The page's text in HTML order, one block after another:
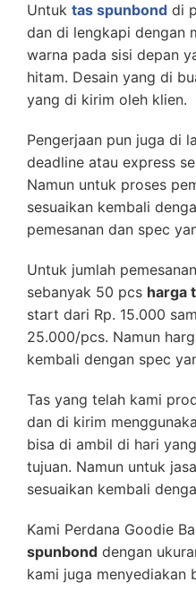
Untuk tas spunbond di
dan di lengkapi dengan
warna pada sisi depan
hitam. Desain yang di
yang di kirim oleh klien.
Pengerjaan pun juga di
deadline atau express
Namun untuk proses
sesuaikan kembali
pemesanan dan spec
Untuk jumlah
sebanyak 50 pcs harga
start dari Rp. 15.000
25.000/pcs. Namun
kembali dengan spec
Tas yang telah kami
dan di kirim
bisa di ambil di hari
tujuan. Namun untuk
sesuaikan kembali
Kami Perdana Goodie
spunbond dengan
kami juga menyediakan